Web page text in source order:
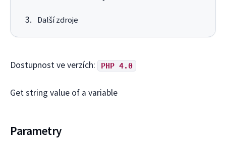
Další zdroje
Dostupnost ve verzích: PHP 4.0
Get string value of a variable
Parametry